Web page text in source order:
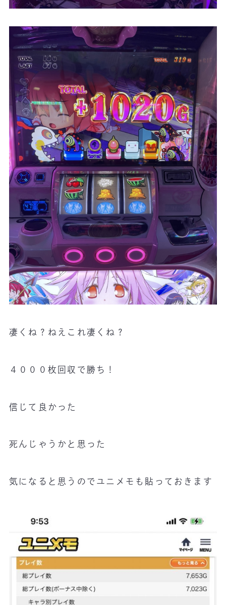
凄くね？ねえこれ凄くね？
４０００枚回収で勝ち！
信じて良かった
死んじゃうかと思った
気になると思うのでユニメモも貼っておきます